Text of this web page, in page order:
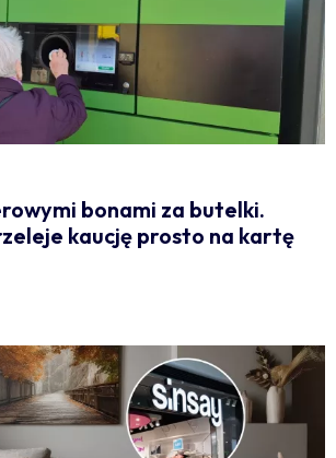
bonami za butelki.
kaucję prosto na kartę